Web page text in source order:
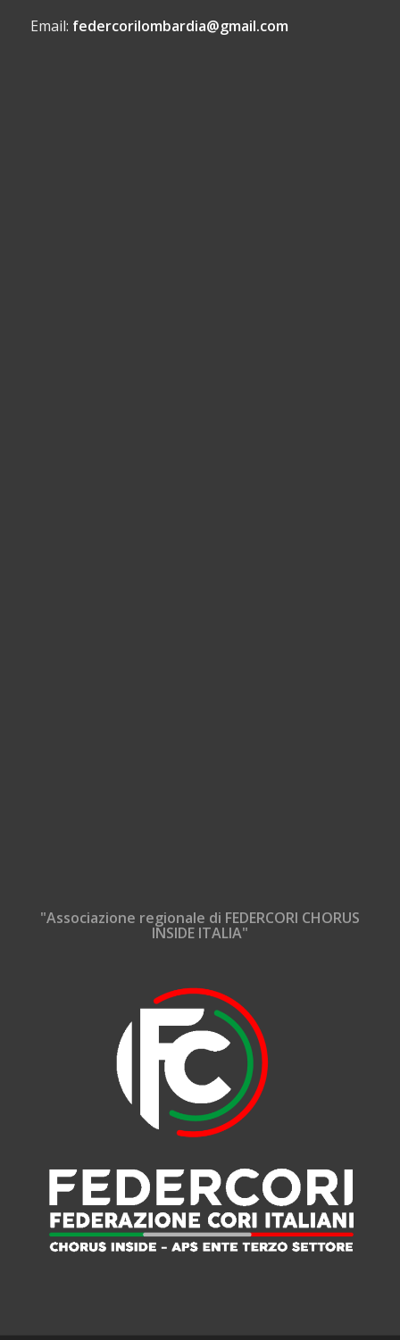
Email: federcorilombardia@gmail.com
"Associazione regionale di FEDERCORI CHORUS
INSIDE ITALIA"